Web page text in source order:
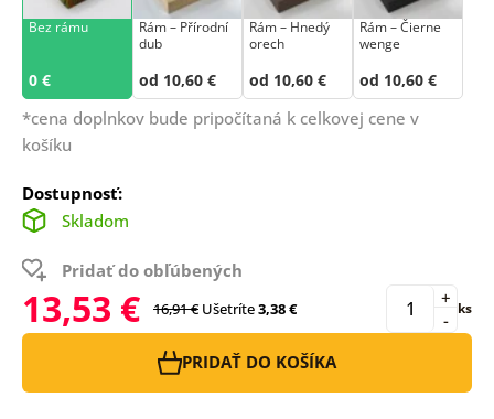
Bez rámu
0 €
Rám –⁠⁠⁠⁠⁠⁠ Přírodní
dub
od 10,60 €
Rám – Hnedý
orech
od 10,60 €
Rám – Čierne
wenge
od 10,60 €
*cena doplnkov bude pripočítaná k celkovej cene v
košíku
Dostupnosť:
Skladom
Pridať do obľúbených
13,53 € 16,91 € Ušetríte3,38 € -
+ ks
PRIDAŤ DO KOŠÍKA